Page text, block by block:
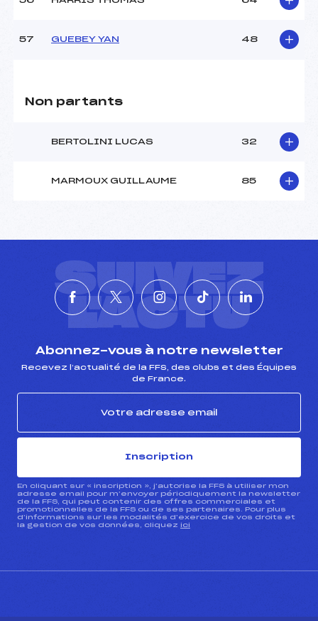
57 GUEBEY YAN 48
Non partants
BERTOLINI LUCAS 32
MARMOUX GUILLAUME 85
SUIVEZ
L'ACTU
Abonnez-vous à notre newsletter
Recevez l’actualité de la FFS, des clubs et des Équipes
de France.
Inscription
En cliquant sur « inscription », j’autorise la FFS à utiliser mon
adresse email pour m’envoyer périodiquement la newsletter
de la FFS, qui peut contenir des offres commerciales et
promotionnelles de la FFS ou de ses partenaires. Pour plus
d’informations sur les modalités d’exercice de vos droits et
la gestion de vos données, cliquez ici